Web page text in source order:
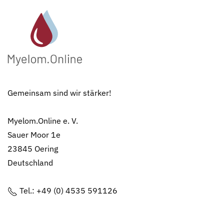
Gemeinsam sind wir stärker!
Myelom.Online e. V.
Sauer Moor 1e
23845 Oering
Deutschland
Tel.: +49 (0) 4535 591126